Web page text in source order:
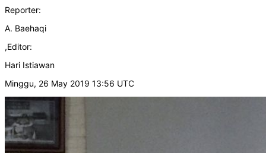
Reporter:
A. Baehaqi
,Editor:
Hari Istiawan
Minggu, 26 May 2019 13:56 UTC